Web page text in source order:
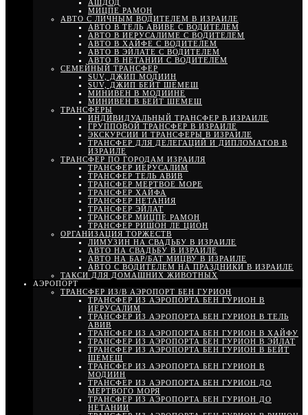
АШДОД
МИЦПЕ РАМОН
АВТО С ЛИЧНЫМ ВОДИТЕЛЕМ В ИЗРАИЛЕ
АВТО В ТЕЛЬ АВИВЕ С ВОДИТЕЛЕМ
АВТО В ИЕРУСАЛИМЕ С ВОДИТЕЛЕМ
АВТО В ХАЙФЕ С ВОДИТЕЛЕМ
АВТО В ЭЙЛАТЕ С ВОДИТЕЛЕМ
АВТО В НЕТАНИИ С ВОДИТЕЛЕМ
СЕМЕЙНЫЙ ТРАНСФЕР
SUV, ДЖИП МОДИИН
SUV, ДЖИП БЕЙТ ШЕМЕШ
МИНИВЕН В МОДИИНЕ
МИНИВЕН В БЕЙТ ШЕМЕШ
ТРАНСФЕРЫ
ИНДИВИДУАЛЬНЫЙ ТРАНСФЕР В ИЗРАИЛЕ
ГРУППОВОЙ ТРАНСФЕР В ИЗРАИЛЕ
ЭКСКУРСИИ И ТРАНСФЕРЫ В ИЗРАИЛЕ
ТРАНСФЕР ДЛЯ ДЕЛЕГАЦИЙ И ДИПЛОМАТОВ В
ИЗРАИЛЕ
ТРАНСФЕР ПО ГОРОДАМ ИЗРАИЛЯ
ТРАНСФЕР ИЕРУСАЛИМ
ТРАНСФЕР ТЕЛЬ АВИВ
ТРАНСФЕР МЕРТВОЕ МОРЕ
ТРАНСФЕР ХАЙФА
ТРАНСФЕР НЕТАНИЯ
ТРАНСФЕР ЭЙЛАТ
ТРАНСФЕР МИЦПЕ РАМОН
ТРАНСФЕР РИШОН ЛЕ ЦИОН
ОРГАНИЗАЦИЯ ТОРЖЕСТВ
ЛИМУЗИН НА СВАДЬБУ В ИЗРАИЛЕ
АВТО НА СВАДЬБУ В ИЗРАИЛЕ
АВТО НА БАР/БАТ МИЦВУ В ИЗРАИЛЕ
АВТО С ВОДИТЕЛЕМ НА ПРАЗДНИКИ В ИЗРАИЛЕ
ТАКСИ ДЛЯ ДОМАШНИХ ЖИВОТНЫХ
АЭРОПОРТ
ТРАНСФЕР ИЗ/В АЭРОПОРТ БЕН ГУРИОН
ТРАНСФЕР ИЗ АЭРОПОРТА БЕН ГУРИОН В
ИЕРУСАЛИМ
ТРАНСФЕР ИЗ АЭРОПОРТА БЕН ГУРИОН В ТЕЛЬ
АВИВ
ТРАНСФЕР ИЗ АЭРОПОРТА БЕН ГУРИОН В ХАЙФУ
ТРАНСФЕР ИЗ АЭРОПОРТА БЕН ГУРИОН В ЭЙЛАТ
ТРАНСФЕР ИЗ АЭРОПОРТА БЕН ГУРИОН В БЕЙТ
ШЕМЕШ
ТРАНСФЕР ИЗ АЭРОПОРТА БЕН ГУРИОН В
МОДИИН
ТРАНСФЕР ИЗ АЭРОПОРТА БЕН ГУРИОН ДО
МЕРТВОГО МОРЯ
ТРАНСФЕР ИЗ АЭРОПОРТА БЕН ГУРИОН ДО
НЕТАНИИ